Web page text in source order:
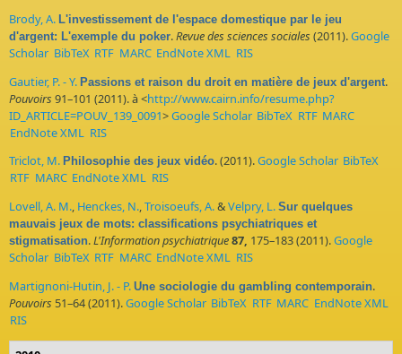
Brody, A. L'investissement de l'espace domestique par le jeu
d'argent: L'exemple du poker.Revue des sciences sociales (2011).Google
Scholar BibTeX RTF MARC EndNote XML RIS
Gautier, P. - Y. Passions et raison du droit en matière de jeux d'argent.
Pouvoirs 91–101 (2011). à <http://www.cairn.info/resume.php?
ID_ARTICLE=POUV_139_0091>Google Scholar BibTeX RTF MARC
EndNote XML RIS
Triclot, M. Philosophie des jeux vidéo. (2011).Google Scholar BibTeX
RTF MARC EndNote XML RIS
Lovell, A. M., Henckes, N.,Troisoeufs, A.&Velpry, L. Sur quelques
mauvais jeux de mots: classifications psychiatriques et
stigmatisation.L'Information psychiatrique87, 175–183 (2011).Google
Scholar BibTeX RTF MARC EndNote XML RIS
Martignoni-Hutin, J. - P. Une sociologie du gambling contemporain.
Pouvoirs 51–64 (2011).Google Scholar BibTeX RTF MARC EndNote XML
RIS